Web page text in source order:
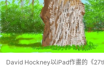
David Hockney以iPad作畫的《